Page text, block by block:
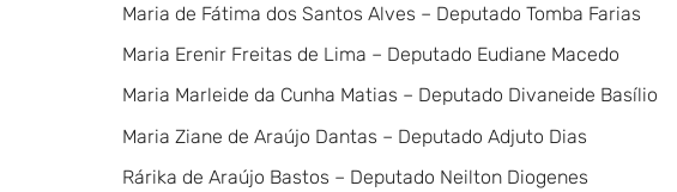
Maria de Fátima dos Santos Alves – Deputado Tomba Farias
Maria Erenir Freitas de Lima – Deputado Eudiane Macedo
Maria Marleide da Cunha Matias – Deputado Divaneide Basílio
Maria Ziane de Araújo Dantas – Deputado Adjuto Dias
Rárika de Araújo Bastos – Deputado Neilton Diogenes